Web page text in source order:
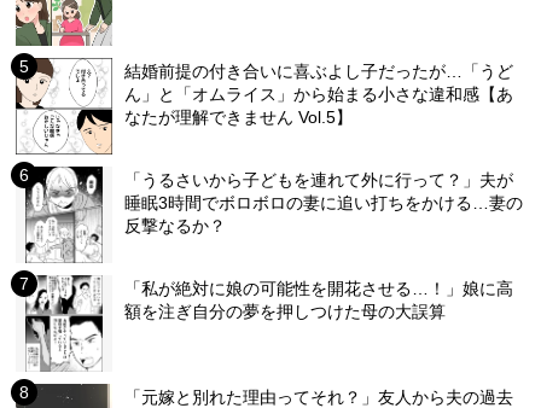
結婚前提の付き合いに喜ぶよし子だったが…「うど
ん」と「オムライス」から始まる小さな違和感【あ
なたが理解できません Vol.5】
「うるさいから子どもを連れて外に行って？」夫が
睡眠3時間でボロボロの妻に追い打ちをかける…妻の
反撃なるか？
「私が絶対に娘の可能性を開花させる…！」娘に高
額を注ぎ自分の夢を押しつけた母の大誤算
「元嫁と別れた理由ってそれ？」友人から夫の過去